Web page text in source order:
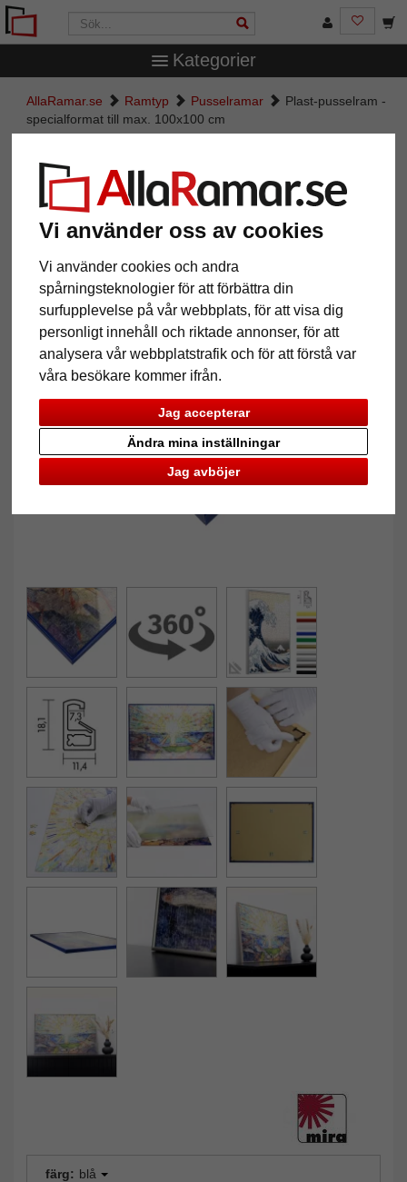
Vi använder oss av cookies
Vi använder cookies och andra
spårningsteknologier för att förbättra din
surfupplevelse på vår webbplats, för att visa dig
personligt innehåll och riktade annonser, för att
analysera vår webbplatstrafik och för att förstå var
våra besökare kommer ifrån.
Jag accepterar
Jag avböjer
Ändra mina inställningar
Kategorier
AllaRamar.se Ramtyp Pusselramar
Plast-pusselram -
specialformat till max. 100x100 cm
Plast-pusselram - specialformat
till max. 100x100 cm
Tillbaka
färg: blå